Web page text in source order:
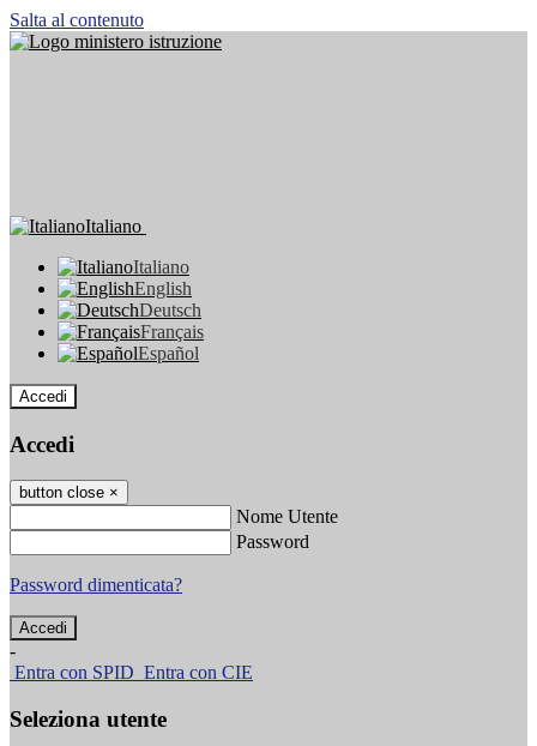
Salta al contenuto
Italiano
Italiano
English
Deutsch
Français
Español
Accedi
Accedi
button close ×
Nome Utente
Password
Password dimenticata?
-
Entra con SPID Entra con CIE
Seleziona utente